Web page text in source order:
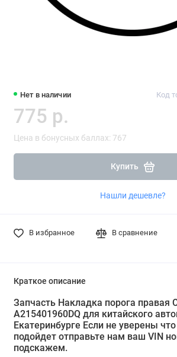
Нет в наличии Код
775 р.
Цена в бонусных баллах: 767
Купить
Нашли дешевле?
В избранное В сравнение
Краткое описание
Запчасть Накладка порога правая
A215401960DQ для китайского
Екатеринбурге Если не уверены
подойдет отправьте нам ваш VIN
подскажем.